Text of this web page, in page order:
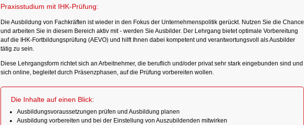
Praxisstudium mit IHK-Prüfung:
Die Ausbildung von Fachkräften ist wieder in den Fokus der Unternehmenspolitik gerückt. Nutzen Sie die Chance
und arbeiten Sie in diesem Bereich aktiv mit - werden Sie Ausbilder. Der Lehrgang bietet optimale Vorbereitung
auf die IHK-Fortbildungsprüfung (AEVO) und hilft Ihnen dabei kompetent und verantwortungsvoll als Ausbilder
tätig zu sein.
Diese Lehrgangsform richtet sich an Arbeitnehmer, die beruflich und/oder privat sehr stark eingebunden sind und
sich online, begleitet durch Präsenzphasen, auf die Prüfung vorbereiten wollen.
Die Inhalte auf einen Blick:
Ausbildungsvoraussetzungen prüfen und Ausbildung planen
Ausbildung vorbereiten und bei der Einstellung von Auszubildenden mitwirken